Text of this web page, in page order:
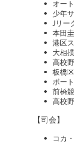
オー
少年
Jリー
本田
港区
大相
高校
板橋
ボー
前橋
高校
【司会】
コカ